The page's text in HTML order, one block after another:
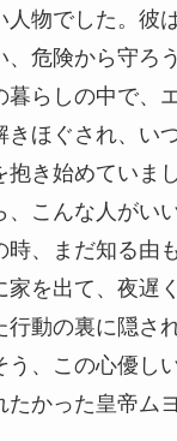
人物でした。彼
、危険から守ろ
暮らしの中で、
きほぐされ、い
抱き始めていま
、こんな人がい
時、まだ知る由
家を出て、夜遅
行動の裏に隠さ
、この心優し
たかった皇帝ム